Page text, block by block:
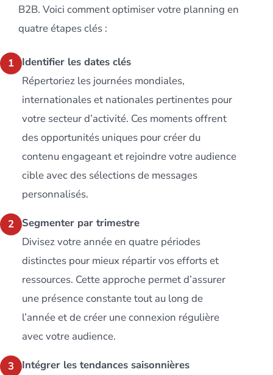
B2B. Voici comment optimiser votre planning en
quatre étapes clés :
1
Identifier les dates clés
Répertoriez les journées mondiales,
internationales et nationales pertinentes pour
votre secteur d’activité. Ces moments offrent
des opportunités uniques pour créer du
contenu engageant et rejoindre votre audience
cible avec des sélections de messages
personnalisés.
2
Segmenter par trimestre
Divisez votre année en quatre périodes
distinctes pour mieux répartir vos efforts et
ressources. Cette approche permet d’assurer
une présence constante tout au long de
l’année et de créer une connexion régulière
avec votre audience.
3
Intégrer les tendances saisonnières